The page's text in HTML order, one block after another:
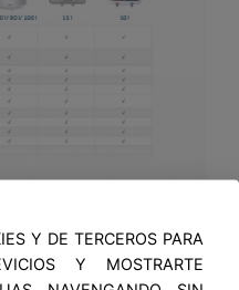
sintetizado a 850ºC
Y DE TERCEROS PARA
Y MOSTRARTE